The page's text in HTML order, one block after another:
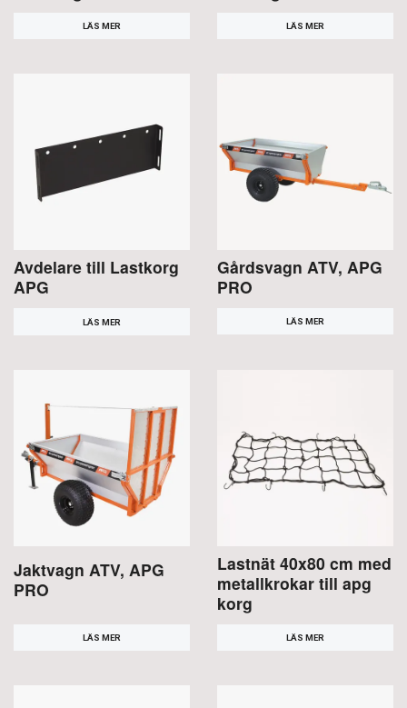
LÄS MER LÄS MER
Avdelare till Lastkorg
APG
LÄS MER
Gårdsvagn ATV, APG
PRO
LÄS MER
Jaktvagn ATV, APG
PRO
LÄS MER
Lastnät 40x80 cm med
metallkrokar till apg
korg
LÄS MER